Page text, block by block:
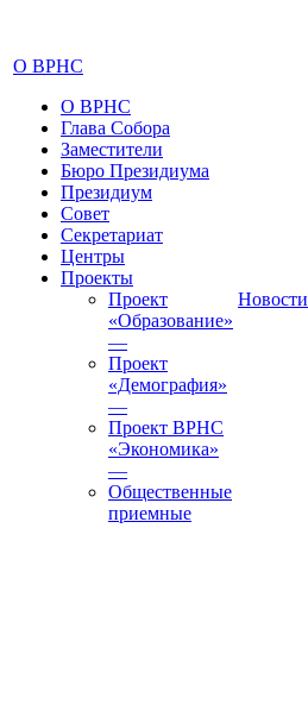
О ВРНС
О ВРНС
Глава Собора
Заместители
Бюро Президиума
Президиум
Совет
Секретариат
Центры
Проекты
Проект
«Образование»
—
Проект
«Демография»
—
Проект ВРНС
«Экономика»
—
Общественные
приемные
Новости